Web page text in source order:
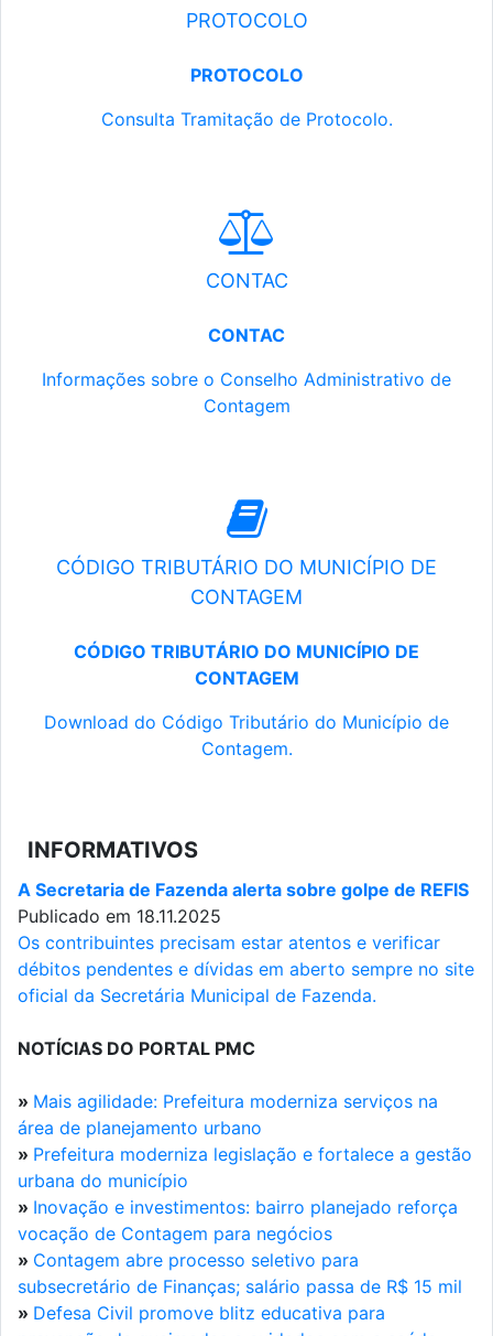
PROTOCOLO
PROTOCOLO
Consulta Tramitação de Protocolo.
CONTAC
CONTAC
Informações sobre o Conselho Administrativo de
Contagem
CÓDIGO TRIBUTÁRIO DO MUNICÍPIO DE
CONTAGEM
CÓDIGO TRIBUTÁRIO DO MUNICÍPIO DE
CONTAGEM
Download do Código Tributário do Município de
Contagem.
INFORMATIVOS
A Secretaria de Fazenda alerta sobre golpe de REFIS
Publicado em 18.11.2025
Os contribuintes precisam estar atentos e verificar
débitos pendentes e dívidas em aberto sempre no site
oficial da Secretária Municipal de Fazenda.
NOTÍCIAS DO PORTAL PMC
» Mais agilidade: Prefeitura moderniza serviços na
área de planejamento urbano
» Prefeitura moderniza legislação e fortalece a gestão
urbana do município
» Inovação e investimentos: bairro planejado reforça
vocação de Contagem para negócios
» Contagem abre processo seletivo para
subsecretário de Finanças; salário passa de R$ 15 mil
» Defesa Civil promove blitz educativa para